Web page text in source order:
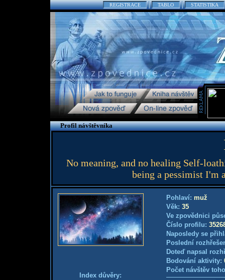
REGISTRACE TABLO STATISTIKA
Profil návštěvníka
No meaning, and no healing Self-
being a pessimist I'm
Index důvěry:
Pohlaví: muž
Věk: 35
Ve zpovědnici
Číslo profilu:
Naposledy se
Poslední
Doteď napsal
Bodování aktivity:
Počet návštěv